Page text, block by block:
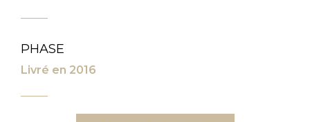
PHASE
Livré en 2016